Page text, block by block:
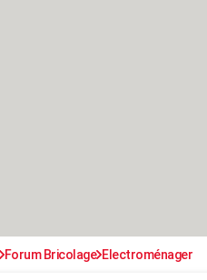
Forum Bricolage Electroménager